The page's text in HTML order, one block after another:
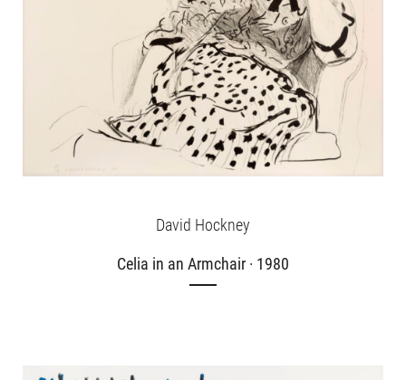
Aktuelles
Über uns
Publikationen
David Hockney
Celia in an Armchair · 1980